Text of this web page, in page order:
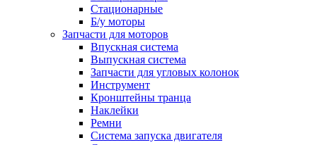
Стационарные
Б/у моторы
Запчасти для моторов
Впускная система
Выпускная система
Запчасти для угловых колонок
Инструмент
Кронштейны транца
Наклейки
Ремни
Система запуска двигателя